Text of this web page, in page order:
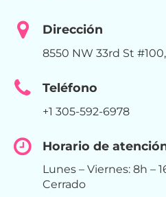
Dirección
8550 NW 33rd St #100,
Teléfono
+1 305-592-6978
Horario de
Lunes – Viernes: 8h –
Cerrado